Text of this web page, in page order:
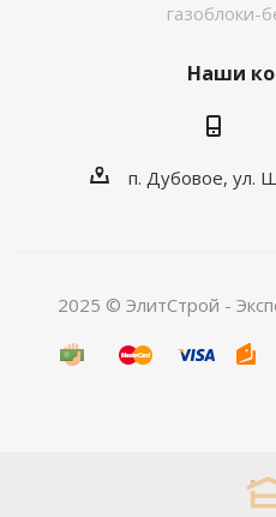
газоблоки-
Наши
п. Дубовое, ул.
2025 © ЭлитСтрой -